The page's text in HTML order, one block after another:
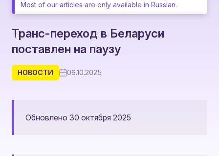
Most of our articles are only available in Russian.
Транс-переход в Беларуси
поставлен на паузу
НОВОСТИ 06.10.2025
Обновлено 30 октября 2025